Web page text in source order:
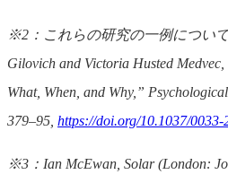
※2：これらの研究の一例につい
Gilovich and Victoria Husted
What, When, and Why,”
379–95, https://doi.org/10.1037/0033-
※3：Ian McEwan, Solar (London: